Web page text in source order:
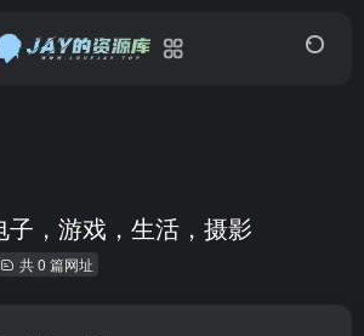
，游戏，生活，摄影
共 0 篇网址